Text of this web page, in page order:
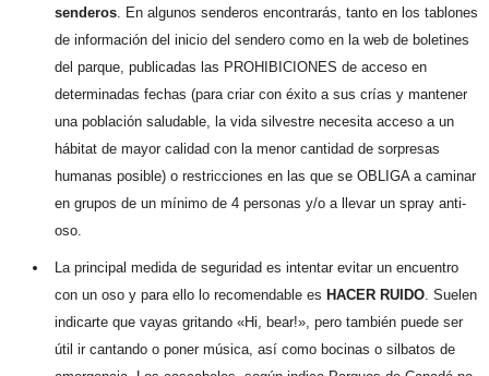
senderos. En algunos senderos encontrarás, tanto en los tablones
de información del inicio del sendero como en la web de boletines
del parque, publicadas las PROHIBICIONES de acceso en
determinadas fechas (para criar con éxito a sus crías y mantener
una población saludable, la vida silvestre necesita acceso a un
hábitat de mayor calidad con la menor cantidad de sorpresas
humanas posible) o restricciones en las que se OBLIGA a caminar
en grupos de un mínimo de 4 personas y/o a llevar un spray anti-
oso.
La principal medida de seguridad es intentar evitar un encuentro
con un oso y para ello lo recomendable es HACER RUIDO. Suelen
indicarte que vayas gritando «Hi, bear!», pero también puede ser
útil ir cantando o poner música, así como bocinas o silbatos de